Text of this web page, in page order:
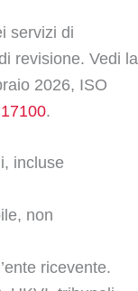
servizi di
revisione. Vedi la
2026, ISO
.
incluse
non
ricevente.